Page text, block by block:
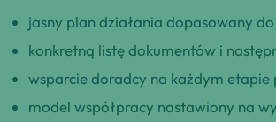
jasny plan działania dopasowany
konkretną listę dokumentów i
wsparcie doradcy na każdym etapie
model współpracy nastawiony na